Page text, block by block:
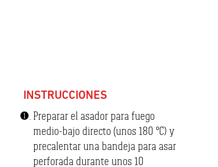
INSTRUCCIONES
Preparar el asador para fuego
medio-bajo directo (unos 180 °C) y
precalentar una bandeja para asar
perforada durante unos 10